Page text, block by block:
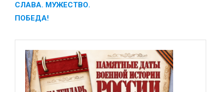
СЛАВА. МУЖЕСТВО.
ПОБЕДА!